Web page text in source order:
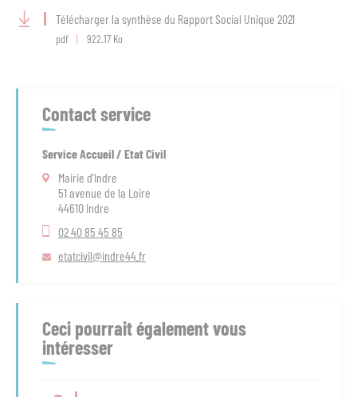
Télécharger la synthèse du Rapport Social Unique 2021
pdf 922.17 Ko
Contact service
Service Accueil / Etat Civil
Mairie d'Indre
51 avenue de la Loire
44610 Indre
02 40 85 45 85
etatcivil@indre44.fr
Ceci pourrait également vous
intéresser